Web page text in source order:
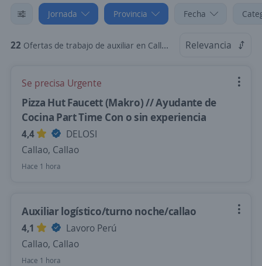
Jornada Provincia Fecha
22 Ofertas de trabajo de auxiliar en Callao: Tiempo parcial Relevancia
Se precisa Urgente
Pizza Hut Faucett (Makro) // Ayudante de
Cocina Part Time Con o sin experiencia
4,4
DELOSI
Callao, Callao
Hace 1 hora
Auxiliar logístico/turno noche/callao
4,1
Lavoro Perú
Callao, Callao
Hace 1 hora